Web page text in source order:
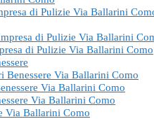
di Pulizie Via Ballarini
di Pulizie Via Ballarini
di Pulizie Via Ballarini Como
Benessere Via Ballarini Como
Via Ballarini Como
Via Ballarini Como
Via Ballarini Como